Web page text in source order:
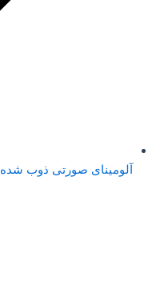
آلومینای صورتی ذوب شده